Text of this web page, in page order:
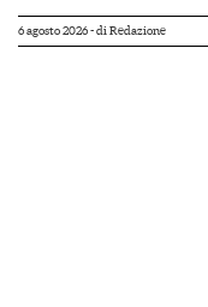
6 agosto 2026- di Redazione